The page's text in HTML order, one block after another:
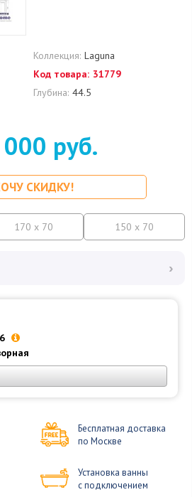
Коллекция: Laguna
Код товара: 31779
Глубина: 44.5
руб.
СКИДКУ!
170 x 70 150 x 70
›
Бесплатная доставка
по Москве
Установка ванны
с подключением